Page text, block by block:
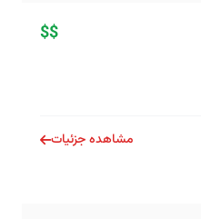
$$
مشاهده جزئیات